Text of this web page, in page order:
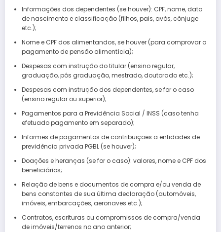
Informações dos dependentes (se houver): CPF, nome, data
de nascimento e classificação (filhos, pais, avós, cônjuge
etc.);
Nome e CPF dos alimentandos, se houver (para comprovar o
pagamento de pensão alimentícia);
Despesas com instrução do titular (ensino regular,
graduação, pós graduação, mestrado, doutorado etc.);
Despesas com instrução dos dependentes, se for o caso
(ensino regular ou superior);
Pagamentos para a Previdência Social / INSS (caso tenha
efetuado pagamento em separado);
Informes de pagamentos de contribuições a entidades de
previdência privada PGBL (se houver);
Doações e heranças (se for o caso): valores, nome e CPF dos
beneficiários;
Relação de bens e documentos de compra e/ou venda de
bens constantes de sua última declaração (automóveis,
imóveis, embarcações, aeronaves etc.);
Contratos, escrituras ou compromissos de compra/venda
de imóveis/terrenos no ano anterior;